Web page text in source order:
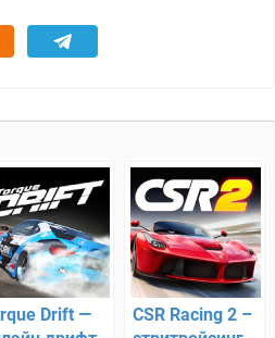
Drift —
CSR Racing 2 –